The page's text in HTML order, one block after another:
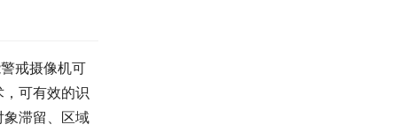
戒摄像机可
可有效的识
滞留、区域